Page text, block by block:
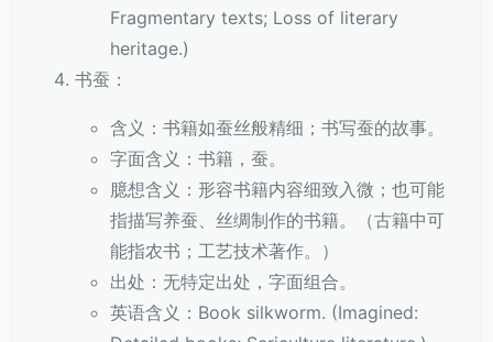
Fragmentary texts; Loss of literary
heritage.)
书蚕：
含义：书籍如蚕丝般精细；书写蚕的故事。
字面含义：书籍，蚕。
臆想含义：形容书籍内容细致入微；也可能
指描写养蚕、丝绸制作的书籍。（古籍中可
能指农书；工艺技术著作。）
出处：无特定出处，字面组合。
英语含义：Book silkworm. (Imagined: